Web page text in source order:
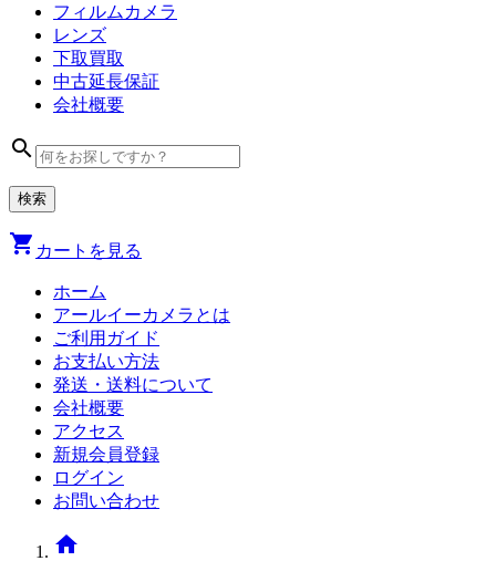
フィルム カメラ
レンズ
下取買取
中古延長保証
会社概要
search
shopping_cart カートを見る
ホーム
アールイーカメラとは
ご利用ガイド
お支払い方法
発送・送料について
会社概要
アクセス
新規会員登録
ログイン
お問い合わせ
home